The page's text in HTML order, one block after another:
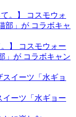
】 コスモウォー
」が コラボキャン
ーツ「水ギョー